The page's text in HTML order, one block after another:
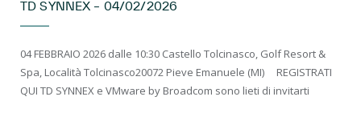
TD SYNNEX – 04/02/2026
04 FEBBRAIO 2026 dalle 10:30 Castello Tolcinasco, Golf Resort &
Spa, Località Tolcinasco20072 Pieve Emanuele (MI) REGISTRATI
QUI TD SYNNEX e VMware by Broadcom sono lieti di invitarti